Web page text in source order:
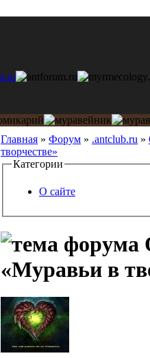
Главная » Форум » .antclub.ru »
творчестве»
Категории
О сайте
«Муравьи в